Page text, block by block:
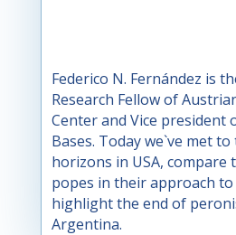
Federico N. Fernández is
Research Fellow of
Center and Vice president
Bases. Today we`ve met
horizons in USA, compare
popes in their approach
highlight the end of
Argentina.